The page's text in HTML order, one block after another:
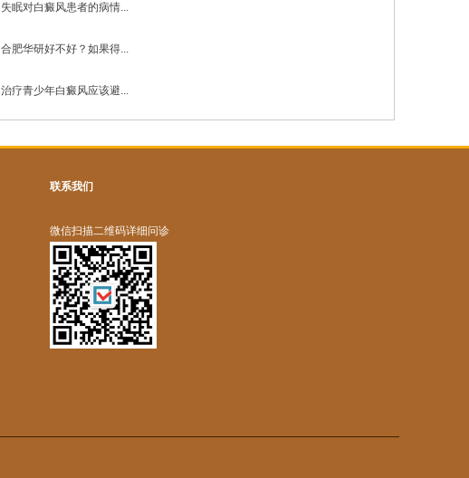
失眠对白癜风患者的病情...
合肥华研好不好？如果得...
治疗青少年白癜风应该避...
联系我们
微信扫描二维码详细问诊